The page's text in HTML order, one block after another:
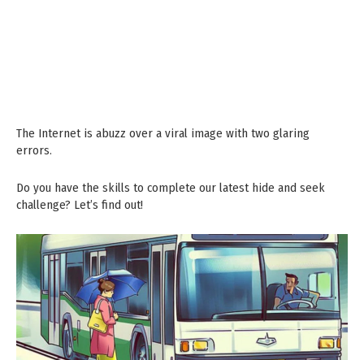
The Internet is abuzz over a viral image with two glaring
errors.
Do you have the skills to complete our latest hide and seek
challenge? Let’s find out!